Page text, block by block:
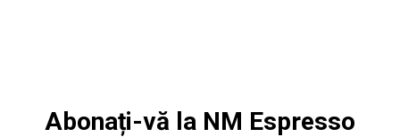
Abonați-vă la NM Espresso